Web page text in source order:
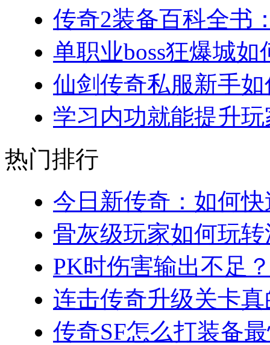
传奇2装备百科全书
单职业boss狂爆城
仙剑传奇私服新手
学习内功就能提升
热门排行
今日新传奇：如何
骨灰级玩家如何玩
PK时伤害输出不足
连击传奇升级关卡
传奇SF怎么打装备